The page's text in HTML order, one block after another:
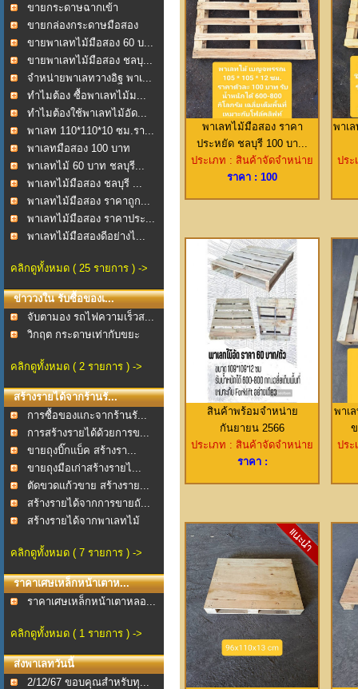
พา... ขายกระดาษฉากเข้า
มุมCor...ขายกล่องกระดาษมือสอง
ช...
ขายพาเลทไม้มือสอง 60 บ...
ขายพาเลทไม้มือสอง ชลบุ...
จำหน่ายพาเลทวางอิฐ พาเ...
ทำไมต้อง ซื้อพาเลทไม้ม...
ทำไมต้องใช้พาเลทไม้อัด...
พาเลท 110*110*10 ซม.รา...
พาเลทมือสอง 100 บาท
พาเลทไม้ 60 บาท ชลบุรี...
พาเลทไม้มือสอง ชลบุรี ...
พาเลทไม้มือสอง ราคาถูก...
พาเลทไม้มือสอง ราคาประ...
พาเลทไม้มือสองดีอย่างไ...
คลิกดูทั้งหมด ( 25 รายการ ) ->
ข่าววงใน รับซื้อของเ...
จับตามอง รถไฟความเร็วส...
วิกฤต กระดาษเท่ากับขยะ
คลิกดูทั้งหมด ( 2 รายการ ) ->
สร้างรายได้จากร้านรั...
การซื้อของแกะจากร้านรั...
การสร้างรายได้ด้วยการข...
ขายถุงบิ๊กแบ็ค สร้างรา...
ขายถุงมือเก่าสร้างรายไ...
ตัดขวดแก้วขาย สร้างราย...
สร้างรายได้จากการขายถั...
สร้างรายได้จากพาเลทไม้
คลิกดูทั้งหมด ( 7 รายการ ) ->
ราคาเศษเหล็กหน้าเตาห...
ราคาเศษเหล็กหน้าเตาหลอ...
คลิกดูทั้งหมด ( 1 รายการ ) ->
ส่งพาเลทวันนี้
2/12/67 ขอบคุณสำหรับทุ...
พาเลทไม้มือสอง ราคา
ประหยัด ชลบุรี 100 บา...
ประเภท : สินค้าจัดจำหน่าย
ราคา : 100
พาเ
ปร
สินค้าพร้อมจำหน่าย
กันยายน 2566
ประเภท : สินค้าจัดจำหน่าย
ราคา :
พาเ
ปร